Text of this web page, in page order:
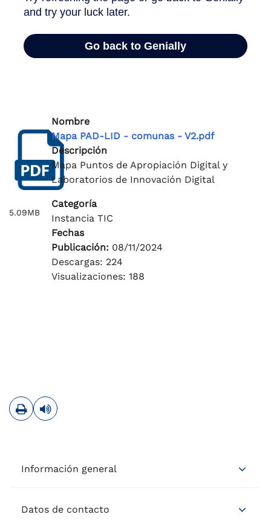
5.09MB
Nombre
Mapa PAD-LID - comunas - V2.pdf
Descripción
Mapa Puntos de Apropiación Digital y
Laboratorios de Innovación Digital
Categoría
Instancia TIC
Fechas
Publicación: 08/11/2024
Descargas: 224
Visualizaciones: 188
ImprimirLeer contenido
Información general
Datos de contacto